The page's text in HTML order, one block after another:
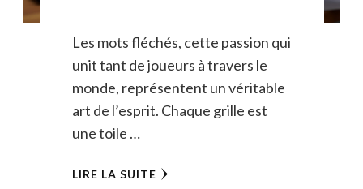
Les mots fléchés, cette passion qui
unit tant de joueurs à travers le
monde, représentent un véritable
art de l’esprit. Chaque grille est
une toile …
LIRE LA SUITE